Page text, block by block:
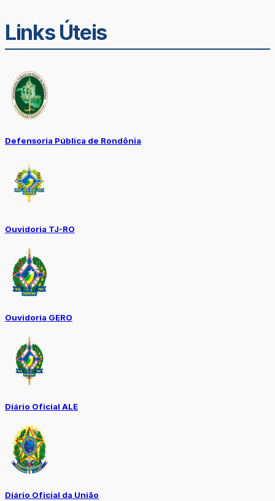
Links Úteis
Defensoria Pública de Rondônia
Ouvidoria TJ-RO
Ouvidoria GERO
Diário Oficial ALE
Diário Oficial da União